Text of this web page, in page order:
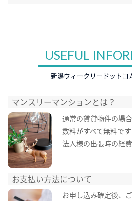
USEFUL
新潟ウィークリードットコ
マンスリーマンションとは？
通常の賃貸物件の場
数料がすべて無料です
法人様の出張時の経
お支払い方法について
お申し込み確定後、